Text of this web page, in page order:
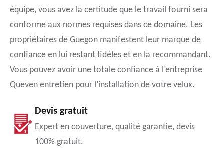
équipe, vous avez la certitude que le travail fourni sera
conforme aux normes requises dans ce domaine. Les
propriétaires de Guegon manifestent leur marque de
confiance en lui restant fidèles et en la recommandant.
Vous pouvez avoir une totale confiance à l’entreprise
Queven entretien pour l’installation de votre velux.
Devis gratuit
Expert en couverture, qualité garantie, devis
100% gratuit.